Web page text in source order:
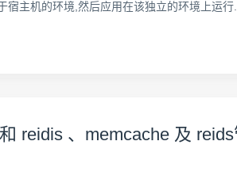
主机的环境,然后应用在该独立的环境上运
reidis 、memcache 及